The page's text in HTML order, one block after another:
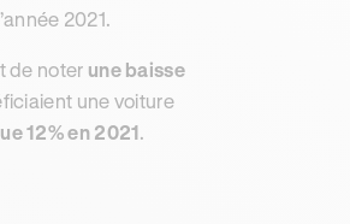
2021.
de noter une baisse
une voiture
12% en 2021.